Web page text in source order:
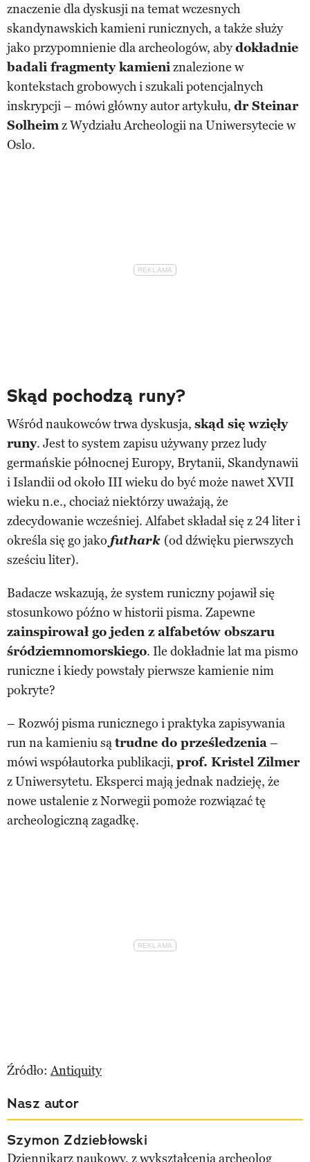
znaczenie dla dyskusji na temat wczesnych
skandynawskich kamieni runicznych, a także służy
jako przypomnienie dla archeologów, abydokładnie
badali fragmenty kamieniznalezione w
kontekstach grobowych i szukali potencjalnych
inskrypcji – mówi główny autor artykułu, dr Steinar
Solheimz Wydziału Archeologii na Uniwersytecie w
Oslo.
Skąd pochodzą runy?
Wśród naukowców trwa dyskusja, skąd się wzięły
runy. Jest to system zapisu używany przez ludy
germańskie północnej Europy, Brytanii, Skandynawii
i Islandii od około III wieku do być może nawet XVII
wieku n.e., chociaż niektórzy uważają, że
zdecydowanie wcześniej. Alfabet składał się z 24 liter i
określa się go jako futhark (od dźwięku pierwszych
sześciu liter).
Badacze wskazują, że system runiczny pojawił się
stosunkowo późno w historii pisma. Zapewne
zainspirował go jeden z alfabetów obszaru
śródziemnomorskiego. Ile dokładnie lat ma pismo
runiczne i kiedy powstały pierwsze kamienie nim
pokryte?
– Rozwój pisma runicznego i praktyka zapisywania
run na kamieniu sątrudne do prześledzenia–
mówi współautorka publikacji, prof. Kristel Zilmer
z Uniwersytetu. Eksperci mają jednak nadzieję, że
nowe ustalenie z Norwegii pomoże rozwiązać tę
archeologiczną zagadkę.
Źródło:Antiquity
Nasz autor
Szymon Zdziebłowski
Dziennikarz naukowy, z wykształcenia archeolog